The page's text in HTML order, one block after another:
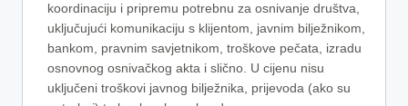
koordinaciju i pripremu potrebnu za osnivanje društva,
uključujući komunikaciju s klijentom, javnim bilježnikom,
bankom, pravnim savjetnikom, troškove pečata, izradu
osnovnog osnivačkog akta i slično. U cijenu nisu
uključeni troškovi javnog bilježnika, prijevoda (ako su